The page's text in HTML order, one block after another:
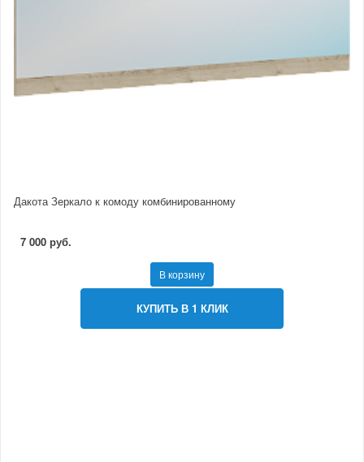
Дакота Зеркало к комоду комбинированному
7 000 руб.
В корзину
КУПИТЬ В 1 КЛИК